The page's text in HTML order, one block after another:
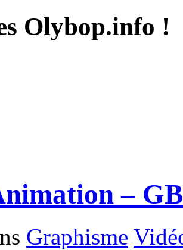
Olybop.info !
–
Graphisme